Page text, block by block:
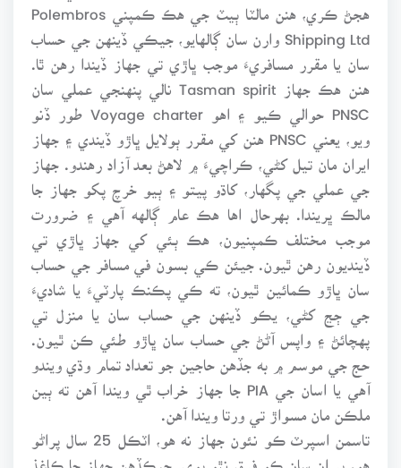
هجڻ ڪري، هنن مالٽا ٻيٽ جي هڪ ڪمپني Polembros
Shipping Ltd وارن سان ڳالهايو، جيڪي ڏينهن جي حساب
سان يا مقرر مسافريءَ موجب ڀاڙي تي جهاز ڏيندا رهن ٿا.
هنن هڪ جهاز Tasman spirit نالي پنهنجي عملي سان
PNSC حوالي ڪيو ۽ اهو Voyage charter طور ڏنو
ويو، يعني PNSC هنن کي مقرر ٻولايل ڀاڙو ڏيندي ۽ جهاز
ايران مان تيل کڻي، ڪراچيءَ ۾ لاهڻ بعد آزاد رهندو. جهاز
جي عملي جي پگهار، کاڌو پيتو ۽ ٻيو خرچ پکو جهاز جا
مالڪ ڀريندا. بهرحال اها هڪ عام ڳالهه آهي ۽ ضرورت
موجب مختلف ڪمپنيون، هڪ ٻئي کي جهاز ڀاڙي تي
ڏينديون رهن ٿيون. جيئن ڪي بسون في مسافر جي حساب
سان ڀاڙو ڪمائين ٿيون، ته ڪي پڪنڪ پارٽيءَ يا شاديءَ
جي ڄڃ کڻي، يڪو ڏينهن جي حساب سان يا منزل تي
پهچائڻ ۽ واپس آڻڻ جي حساب سان ڀاڙو طئي ڪن ٿيون.
حج جي موسم ۾ به جڏهن حاجين جو تعداد تمام وڌي ويندو
آهي يا اسان جي PIA جا جهاز خراب ٿي ويندا آهن ته ٻين
ملڪن مان مسواڙ تي ورتا ويندا آهن.
تاسمن اسپرٽ ڪو نئون جهاز نه هو، اٽڪل 25 سال پراڻو
هو، پر ان سان ڪو فرق نٿو پوي. جيڪڏهن جهاز جا ڪاغذ